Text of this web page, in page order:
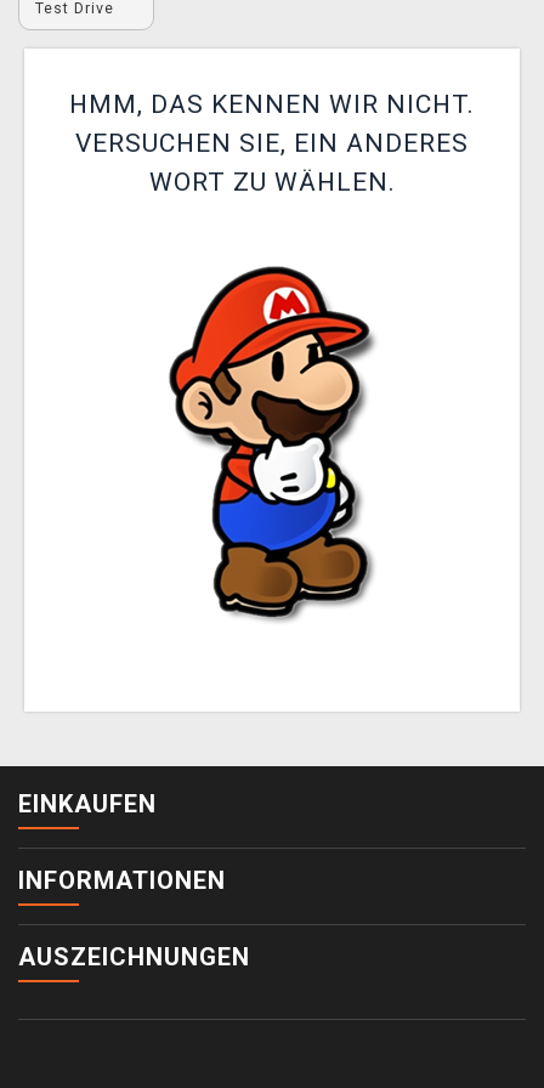
XZONE CLUB
Test Drive
HMM, DAS KENNEN WIR NICHT.
VERSUCHEN SIE, EIN ANDERES
WORT ZU WÄHLEN.
EINKAUFEN
INFORMATIONEN
AUSZEICHNUNGEN